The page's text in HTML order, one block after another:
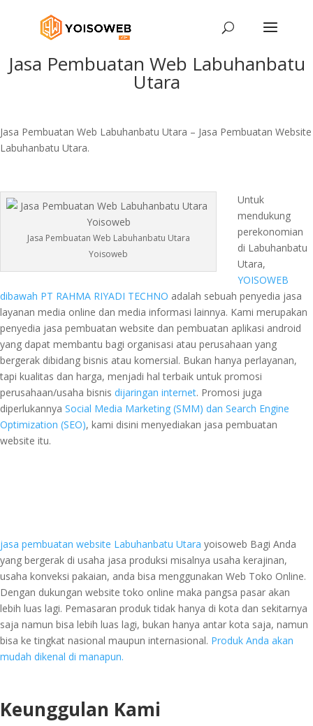
Jasa Pembuatan Web Labuhanbatu
Utara
Jasa Pembuatan Web Labuhanbatu Utara – Jasa Pembuatan Website
Labuhanbatu Utara.
Jasa Pembuatan Web Labuhanbatu Utara
Yoisoweb
Untuk
mendukung
perekonomian
di Labuhanbatu
Utara,
YOISOWEB
dibawah PT RAHMA RIYADI TECHNO adalah sebuah penyedia jasa
layanan media online dan media informasi lainnya. Kami merupakan
penyedia jasa pembuatan website dan pembuatan aplikasi android
yang dapat membantu bagi organisasi atau perusahaan yang
bergerak dibidang bisnis atau komersial. Bukan hanya perlayanan,
tapi kualitas dan harga, menjadi hal terbaik untuk promosi
perusahaan/usaha bisnis dijaringan internet. Promosi juga
diperlukannya Social Media Marketing (SMM) dan Search Engine
Optimization (SEO), kami disini menyediakan jasa pembuatan
website itu.
jasa pembuatan website Labuhanbatu Utara yoisoweb Bagi Anda
yang bergerak di usaha jasa produksi misalnya usaha kerajinan,
usaha konveksi pakaian, anda bisa menggunakan Web Toko Online.
Dengan dukungan website toko online maka pangsa pasar akan
lebih luas lagi. Pemasaran produk tidak hanya di kota dan sekitarnya
saja namun bisa lebih luas lagi, bukan hanya antar kota saja, namun
bisa ke tingkat nasional maupun internasional. Produk Anda akan
mudah dikenal di manapun.
Keunggulan Kami